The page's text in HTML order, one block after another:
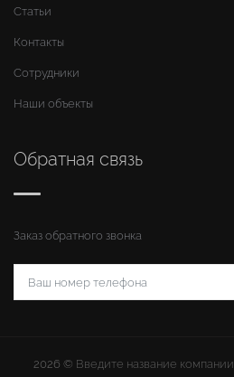
Статьи
Контакты
Сотрудники
Наши объекты
Обратная связь
Заказ обратного звонка
2026 © Введите название компании